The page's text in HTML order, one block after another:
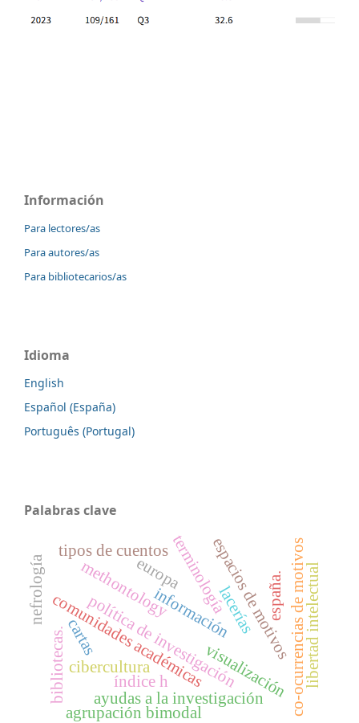
Información
Para lectores/as
Para autores/as
Para bibliotecarios/as
Idioma
English
Español (España)
Português (Portugal)
Palabras clave
información
visualización
comunidades académicas
cibercultura
ayudas a la investigación
política de investigación
methontology
nefrología terminología
agrupación bimodal
lacerías co-ocurrencias de motivos
espacios de motivos
tipos de cuentos
cartas
españa.
europa libertad intelectual
índice h
bibliotecas.